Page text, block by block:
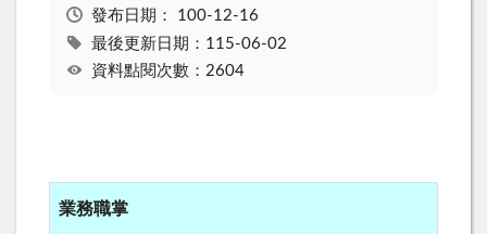
發布日期： 100-12-16
最後更新日期：115-06-02
資料點閱次數：2604
業務職掌